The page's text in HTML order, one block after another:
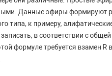
Данные эфиры формируют
типа, к примеру,
в соответствии с общей
формуле требуется взамен R